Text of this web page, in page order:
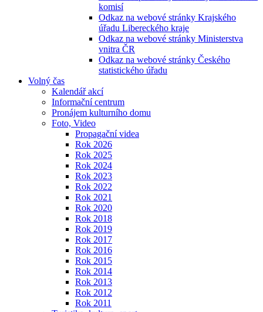
komisí
Odkaz na webové stránky Krajského
úřadu Libereckého kraje
Odkaz na webové stránky Ministerstva
vnitra ČR
Odkaz na webové stránky Českého
statistického úřadu
Volný čas
Kalendář akcí
Informační centrum
Pronájem kulturního domu
Foto, Video
Propagační videa
Rok 2026
Rok 2025
Rok 2024
Rok 2023
Rok 2022
Rok 2021
Rok 2020
Rok 2018
Rok 2019
Rok 2017
Rok 2016
Rok 2015
Rok 2014
Rok 2013
Rok 2012
Rok 2011